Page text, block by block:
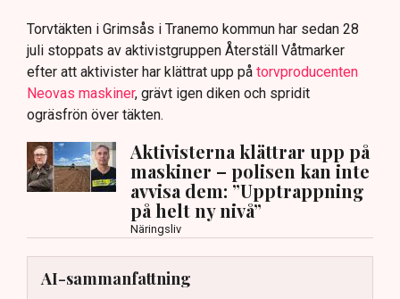
Torvtäkten i Grimsås i Tranemo kommun har sedan 28
juli stoppats av aktivistgruppen Återställ Våtmarker
efter att aktivister har klättrat upp på torvproducenten
Neovas maskiner, grävt igen diken och spridit
ogräsfrön över täkten.
Aktivisterna klättrar upp på
maskiner – polisen kan inte
avvisa dem: ”Upptrappning
på helt ny nivå”
Näringsliv
AI-sammanfattning